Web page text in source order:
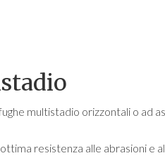
multistadio orizzontali o ad
resistenza alle abrasioni e